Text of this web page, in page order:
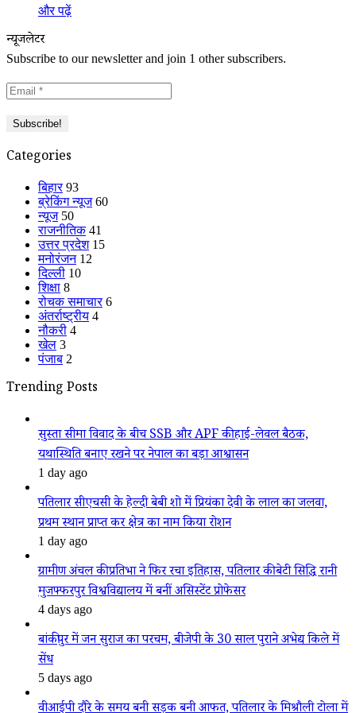
और पढ़ें
न्यूजलेटर
Subscribe to our newsletter and join 1 other subscribers.
Categories
बिहार 93
ब्रेकिंग न्यूज 60
न्यूज 50
राजनीतिक 41
उत्तर प्रदेश 15
मनोरंजन 12
दिल्ली 10
शिक्षा 8
रोचक समाचार 6
अंतर्राष्ट्रीय 4
नौकरी 4
खेल 3
पंजाब 2
Trending Posts
सुस्ता सीमा विवाद के बीच SSB और APF की हाई-लेवल बैठक,
यथास्थिति बनाए रखने पर नेपाल का बड़ा आश्वासन
1 day ago
पतिलार सीएचसी के हेल्दी बेबी शो में प्रियंका देवी के लाल का जलवा,
प्रथम स्थान प्राप्त कर क्षेत्र का नाम किया रोशन
1 day ago
ग्रामीण अंचल की प्रतिभा ने फिर रचा इतिहास, पतिलार की बेटी सिद्धि रानी
मुजफ्फरपुर विश्वविद्यालय में बनीं असिस्टेंट प्रोफेसर
4 days ago
बांकीपुर में जन सुराज का परचम, बीजेपी के 30 साल पुराने अभेद्य किले में
सेंध
5 days ago